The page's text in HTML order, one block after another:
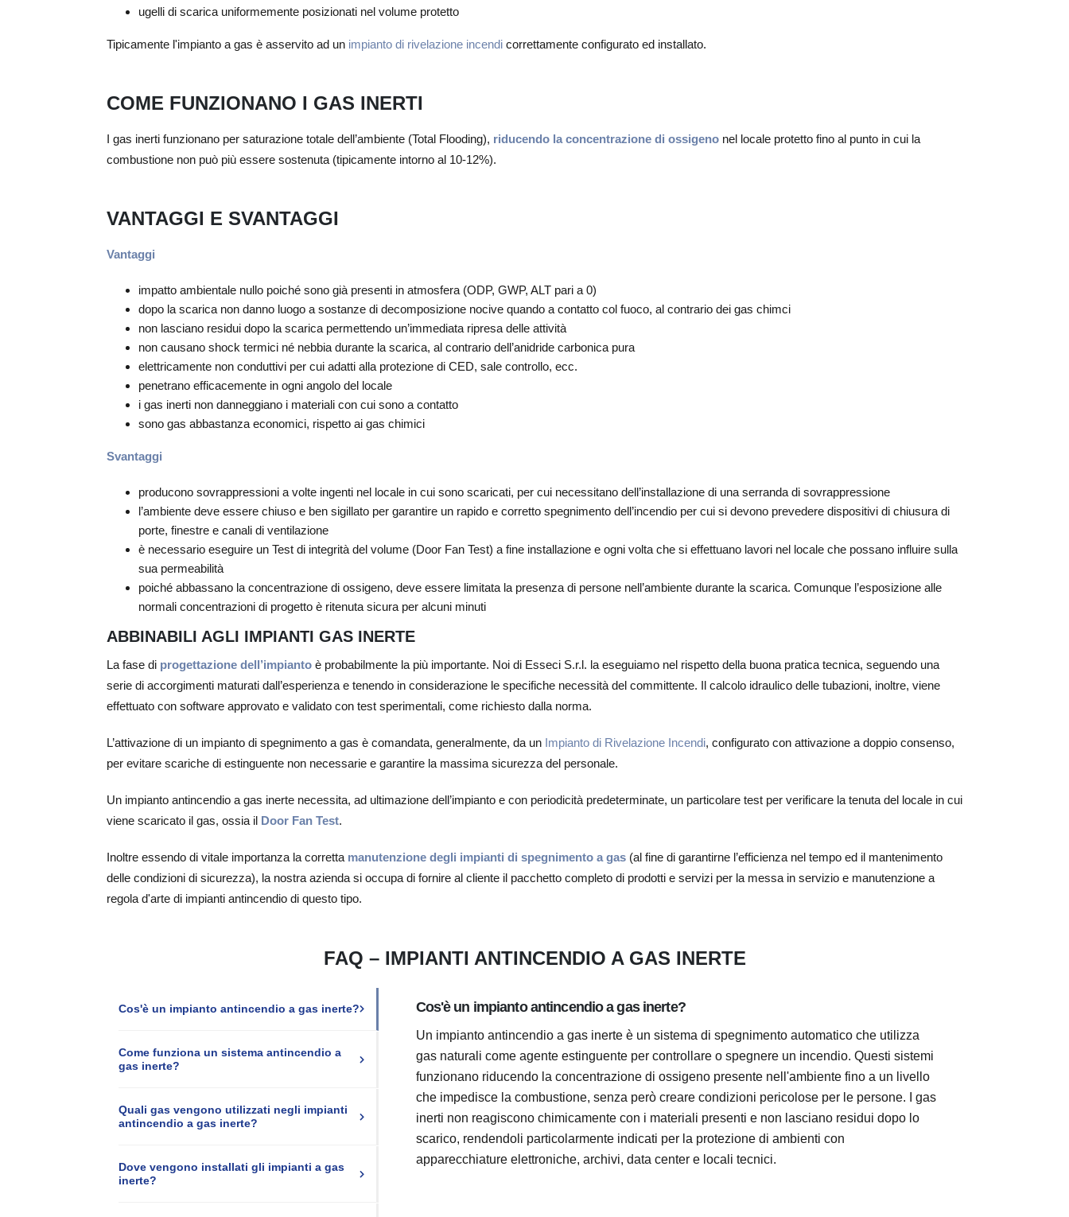
ugelli di scarica uniformemente posizionati nel volume protetto
Tipicamente l'impianto a gas è asservito ad un impianto di rivelazione incendi correttamente configurato ed installato.
COME FUNZIONANO I GAS INERTI
I gas inerti funzionano per saturazione totale dell’ambiente (Total Flooding), riducendo la concentrazione di ossigeno nel locale protetto fino al punto in cui la
combustione non può più essere sostenuta (tipicamente intorno al 10-12%).
VANTAGGI E SVANTAGGI
Vantaggi
impatto ambientale nullo poiché sono già presenti in atmosfera (ODP, GWP, ALT pari a 0)
dopo la scarica non danno luogo a sostanze di decomposizione nocive quando a contatto col fuoco, al contrario dei gas chimci
non lasciano residui dopo la scarica permettendo un’immediata ripresa delle attività
non causano shock termici né nebbia durante la scarica, al contrario dell’anidride carbonica pura
elettricamente non conduttivi per cui adatti alla protezione di CED, sale controllo, ecc.
penetrano efficacemente in ogni angolo del locale
i gas inerti non danneggiano i materiali con cui sono a contatto
sono gas abbastanza economici, rispetto ai gas chimici
Svantaggi
producono sovrappressioni a volte ingenti nel locale in cui sono scaricati, per cui necessitano dell’installazione di una serranda di sovrappressione
l’ambiente deve essere chiuso e ben sigillato per garantire un rapido e corretto spegnimento dell’incendio per cui si devono prevedere dispositivi di chiusura di
porte, finestre e canali di ventilazione
è necessario eseguire un Test di integrità del volume (Door Fan Test) a fine installazione e ogni volta che si effettuano lavori nel locale che possano influire sulla
sua permeabilità
poiché abbassano la concentrazione di ossigeno, deve essere limitata la presenza di persone nell’ambiente durante la scarica. Comunque l’esposizione alle
normali concentrazioni di progetto è ritenuta sicura per alcuni minuti
ABBINABILI AGLI IMPIANTI GAS INERTE
La fase di progettazione dell’impianto è probabilmente la più importante. Noi di Esseci S.r.l. la eseguiamo nel rispetto della buona pratica tecnica, seguendo una
serie di accorgimenti maturati dall’esperienza e tenendo in considerazione le specifiche necessità del committente. Il calcolo idraulico delle tubazioni, inoltre, viene
effettuato con software approvato e validato con test sperimentali, come richiesto dalla norma.
L’attivazione di un impianto di spegnimento a gas è comandata, generalmente, da un Impianto di Rivelazione Incendi, configurato con attivazione a doppio consenso,
per evitare scariche di estinguente non necessarie e garantire la massima sicurezza del personale.
Un impianto antincendio a gas inerte necessita, ad ultimazione dell’impianto e con periodicità predeterminate, un particolare test per verificare la tenuta del locale in cui
viene scaricato il gas, ossia il Door Fan Test.
Inoltre essendo di vitale importanza la corretta manutenzione degli impianti di spegnimento a gas (al fine di garantirne l’efficienza nel tempo ed il mantenimento
delle condizioni di sicurezza), la nostra azienda si occupa di fornire al cliente il pacchetto completo di prodotti e servizi per la messa in servizio e manutenzione a
regola d'arte di impianti antincendio di questo tipo.
FAQ – IMPIANTI ANTINCENDIO A GAS INERTE
Cos'è un impianto antincendio a gas inerte?
Come funziona un sistema antincendio a
gas inerte?
Quali gas vengono utilizzati negli impianti
antincendio a gas inerte?
Dove vengono installati gli impianti a gas
inerte?
Cos'è un impianto antincendio a gas inerte?
Un impianto antincendio a gas inerte è un sistema di spegnimento automatico che utilizza
gas naturali come agente estinguente per controllare o spegnere un incendio. Questi sistemi
funzionano riducendo la concentrazione di ossigeno presente nell'ambiente fino a un livello
che impedisce la combustione, senza però creare condizioni pericolose per le persone. I gas
inerti non reagiscono chimicamente con i materiali presenti e non lasciano residui dopo lo
scarico, rendendoli particolarmente indicati per la protezione di ambienti con
apparecchiature elettroniche, archivi, data center e locali tecnici.